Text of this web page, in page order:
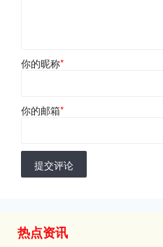
你的昵称*
你的邮箱*
提交评论
热点资讯